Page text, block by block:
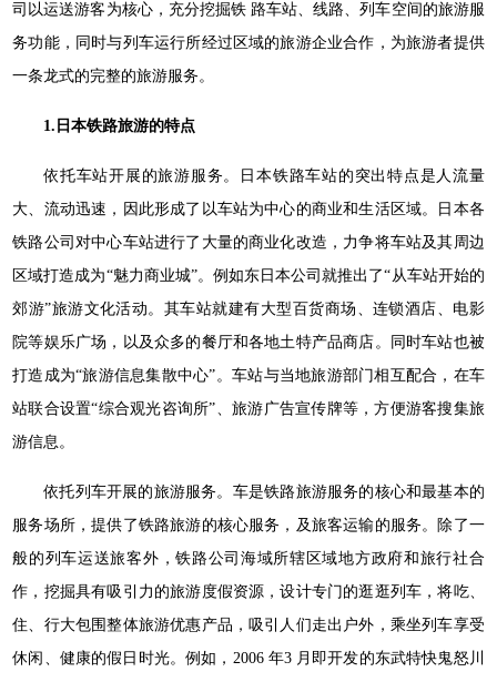
司以运送游客为核心，充分挖掘铁 路车站、线路、列车空间的旅游服
务功能，同时与列车运行所经过区域的旅游企业合作，为旅游者提供
一条龙式的完整的旅游服务。
1.日本铁路旅游的特点
依托车站开展的旅游服务。日本铁路车站的突出特点是人流量
大、流动迅速，因此形成了以车站为中心的商业和生活区域。日本各
铁路公司对中心车站进行了大量的商业化改造，力争将车站及其周边
区域打造成为“魅力商业城”。例如东日本公司就推出了“从车站开始的
郊游”旅游文化活动。其车站就建有大型百货商场、连锁酒店、电影
院等娱乐广场，以及众多的餐厅和各地土特产品商店。同时车站也被
打造成为“旅游信息集散中心”。车站与当地旅游部门相互配合，在车
站联合设置“综合观光咨询所”、旅游广告宣传牌等，方便游客搜集旅
游信息。
依托列车开展的旅游服务。车是铁路旅游服务的核心和最基本的
服务场所，提供了铁路旅游的核心服务，及旅客运输的服务。除了一
般的列车运送旅客外，铁路公司海域所辖区域地方政府和旅行社合
作，挖掘具有吸引力的旅游度假资源，设计专门的逛逛列车，将吃、
住、行大包围整体旅游优惠产品，吸引人们走出户外，乘坐列车享受
休闲、健康的假日时光。例如，2006 年3 月即开发的东武特快鬼怒川